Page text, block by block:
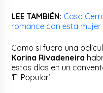
LEE TAMBIÉN: Caso
romance con esta mujer
Como si fuera una
Korina Rivadeneira
estos días en un
‘El Popular’.